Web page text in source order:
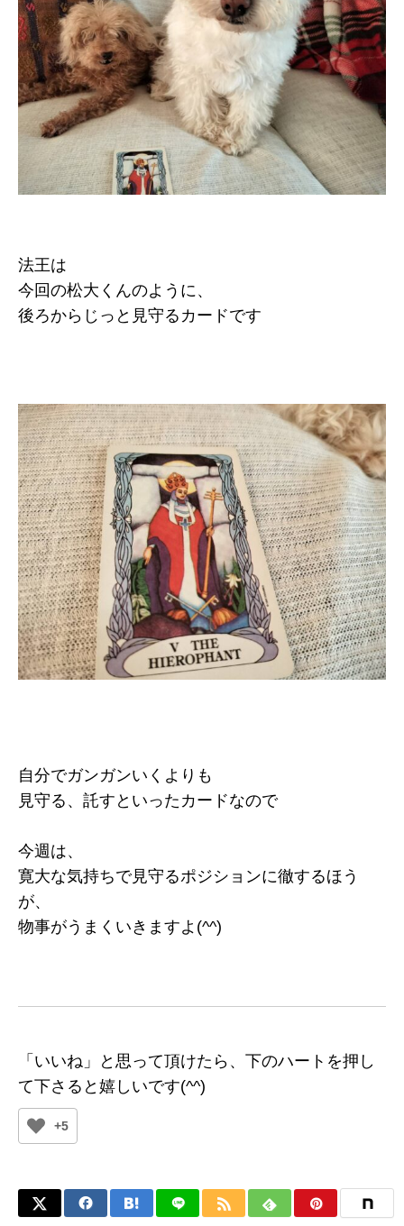
法王は
今回の松大くんのように、
後ろからじっと見守るカードです
自分でガンガンいくよりも
見守る、託すといったカードなので
今週は、
寛大な気持ちで見守るポジションに徹するほう
が、
物事がうまくいきますよ(^^)
「いいね」と思って頂けたら、下のハートを押し
て下さると嬉しいです(^^)
+5